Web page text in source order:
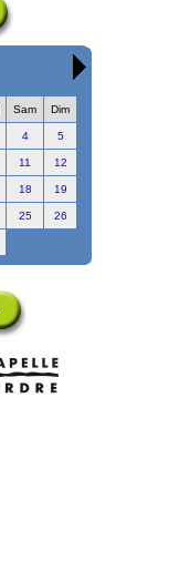
Sam Dim
4 5
11 12
18 19
25 26